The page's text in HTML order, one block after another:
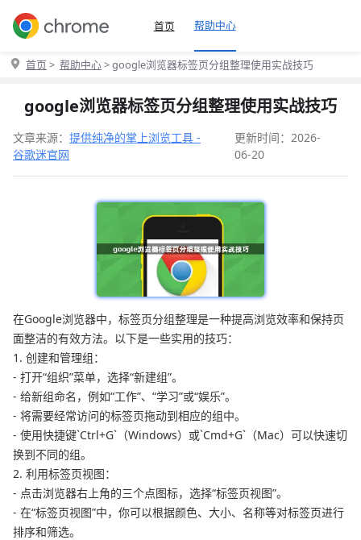
首页 帮助中心
首页 > 帮助中心> google浏览器标签页分组整理使用实战技巧
google浏览器标签页分组整理使用实战技巧
文章来源： 提供纯净的掌上浏览工具 -
谷歌迷官网
更新时间：2026-
06-20
在Google浏览器中，标签页分组整理是一种提高浏览效率和保持页
面整洁的有效方法。以下是一些实用的技巧：
1. 创建和管理组：
- 打开“组织”菜单，选择“新建组”。
- 给新组命名，例如“工作”、“学习”或“娱乐”。
- 将需要经常访问的标签页拖动到相应的组中。
- 使用快捷键`Ctrl+G`（Windows）或`Cmd+G`（Mac）可以快速切
换到不同的组。
2. 利用标签页视图：
- 点击浏览器右上角的三个点图标，选择“标签页视图”。
- 在“标签页视图”中，你可以根据颜色、大小、名称等对标签页进行
排序和筛选。